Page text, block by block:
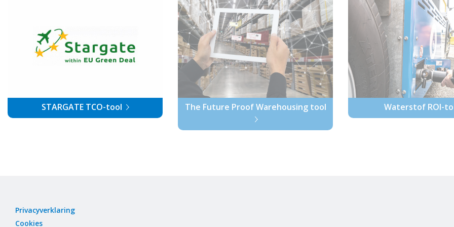
STARGATE TCO-tool The Future Proof Warehousing tool Waterstof ROI-
Privacyverklaring
Cookies